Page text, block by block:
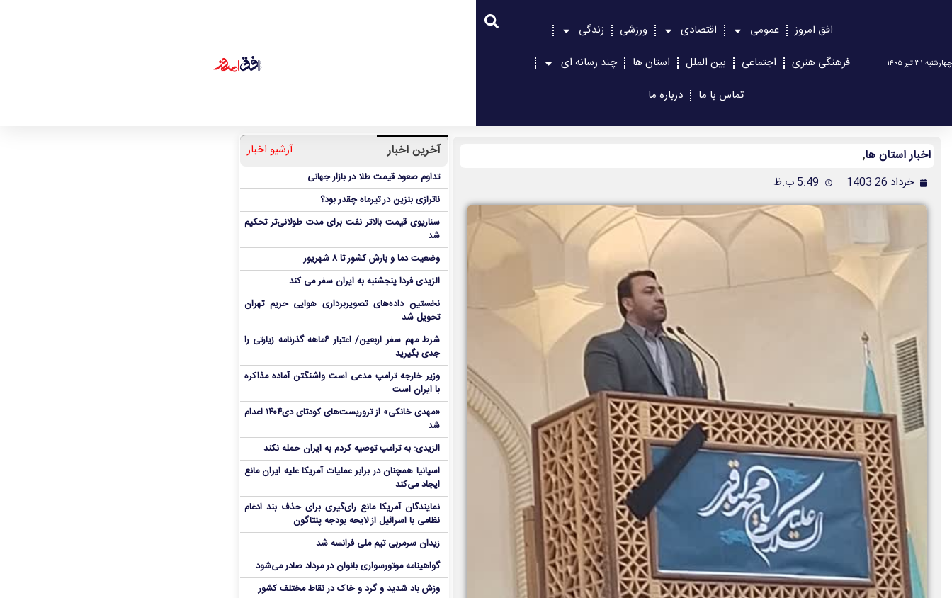
چهارشنبه ۳۱ تیر ۱۴۰۵
افق امروز عمومی اقتصادی ورزشی
زندگی
فرهنگی هنری
اجتماعی بین الملل استان ها
چند رسانه ای
تماس با ما
درباره ما
اخبار استان ها,
خرداد 26 1403 5:49 ب.ظ
آخرین اخبار آرشیو اخبار
تداوم صعود قیمت طلا در بازار جهانی
ناترازی بنزین در تیرماه چقدر بود؟
سناریوی قیمت بالاتر نفت برای مدت طولانی‌تر تحکیم
شد
وضعیت دما و بارش کشور تا ۸ شهریور
الزیدی فردا پنجشنبه به ایران سفر می کند
نخستین داده‌های تصویربرداری هوایی حریم تهران
تحویل شد
شرط مهم سفر اربعین/ اعتبار ۶ماهه گذرنامه زیارتی را
جدی بگیرید
وزیر خارجه ترامپ مدعی است واشنگتن آماده مذاکره
با ایران است
«مهدی خانکی» از تروریست‌های کودتای دی۱۴۰۴ اعدام
شد
الزیدی: به ترامپ توصیه کردم به ایران حمله نکند
اسپانیا همچنان در برابر عملیات آمریکا علیه ایران مانع
ایجاد می‌کند
نمایندگان آمریکا مانع رای‌گیری برای حذف بند ادغام
نظامی با اسرائیل از لایحه بودجه پنتاگون
زیدان سرمربی تیم ملی فرانسه شد
گواهینامه موتورسواری بانوان در مرداد صادر می‌شود
وزش باد شدید و گرد و خاک در نقاط مختلف کشور